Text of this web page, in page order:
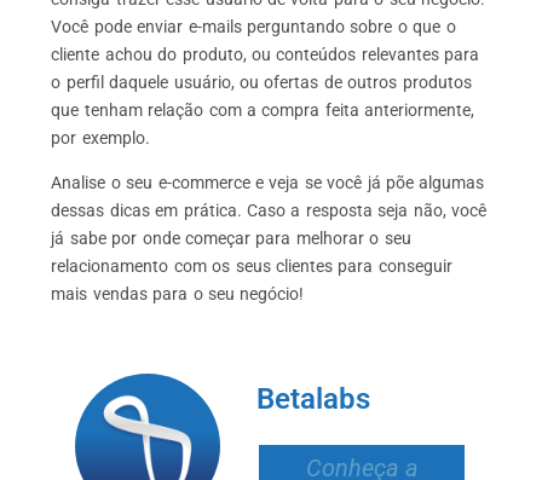
Você pode enviar e-mails perguntando sobre o que o
cliente achou do produto, ou conteúdos relevantes para
o perfil daquele usuário, ou ofertas de outros produtos
que tenham relação com a compra feita anteriormente,
por exemplo.
Analise o seu e-commerce e veja se você já põe algumas
dessas dicas em prática. Caso a resposta seja não, você
já sabe por onde começar para melhorar o seu
relacionamento com os seus clientes para conseguir
mais vendas para o seu negócio!
Betalabs
Conheça a